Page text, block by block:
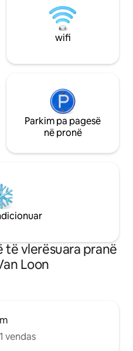
e
të
në
nevojat e tua
profesionale - të
pamje të
wifi
Parkim pa pagesë
në pronë
të vlerësuara pranë
Loon
vendas